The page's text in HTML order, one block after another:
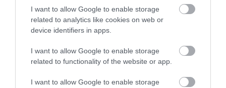
I want to allow Google to enable storage
related to analytics like cookies on web or
device identifiers in apps.
I want to allow Google to enable storage
related to functionality of the website or app.
I want to allow Google to enable storage
10.21873/invivo.11xxx
Adipose-Derived Stem Cells for Breast
Reconstruction after Breast Surgery – Preliminary
Anastasios Tsekouras, Dimitrios Mantas, Diamantis I.
Tsilimigras, Ioannis Ntanasis-Stathopoulos, Michael
Kontos & George C. Zografos